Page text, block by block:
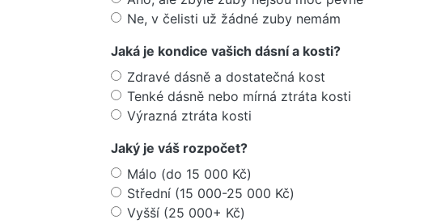
Ne, v čelisti už žádné zuby nemám
Jaká je kondice vašich dásní a kosti?
Zdravé dásně a dostatečná kost
Tenké dásně nebo mírná ztráta kosti
Výrazná ztráta kosti
Jaký je váš rozpočet?
Málo (do 15 000 Kč)
Střední (15 000-25 000 Kč)
Vyšší (25 000+ Kč)